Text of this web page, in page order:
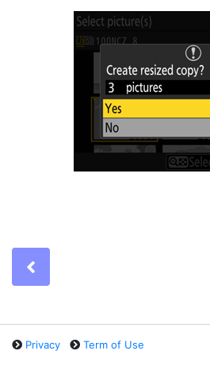
Privacy Term of Use